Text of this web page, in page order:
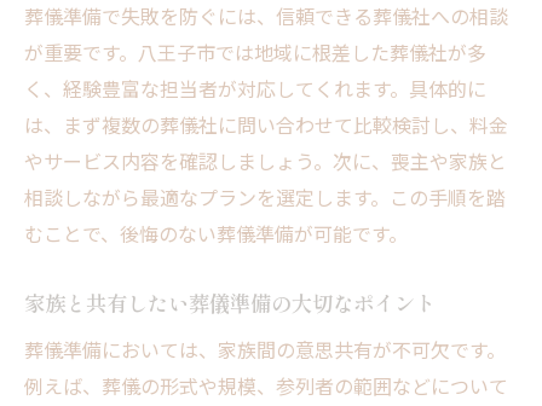
葬儀準備で失敗を防ぐには、信頼できる葬儀社への相談
が重要です。八王子市では地域に根差した葬儀社が多
く、経験豊富な担当者が対応してくれます。具体的に
は、まず複数の葬儀社に問い合わせて比較検討し、料金
やサービス内容を確認しましょう。次に、喪主や家族と
相談しながら最適なプランを選定します。この手順を踏
むことで、後悔のない葬儀準備が可能です。
家族と共有したい葬儀準備の大切なポイント
葬儀準備においては、家族間の意思共有が不可欠です。
例えば、葬儀の形式や規模、参列者の範囲などについて